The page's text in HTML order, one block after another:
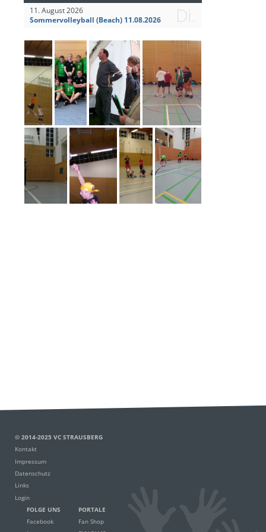
Di.
11. August 2026
Sommervolleyball (Beach) 11.08.2026
© 2014-2025 VC STRAUSBERG
Kontakt
Impressum
Datenschutz
Links
Login
FOLGE UNS
Facebook
PORTALE
Fan Shop